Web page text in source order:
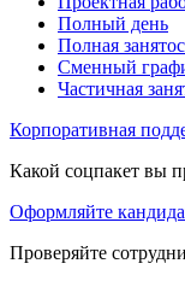
Полный день
Полная
Сменный
Частичная
Корпоративная
Какой соцпакет вы
Оформляйте
Проверяйте